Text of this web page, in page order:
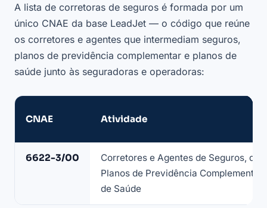
A lista de corretoras de seguros é formada por um
único CNAE da base LeadJet — o código que reúne
os corretores e agentes que intermediam seguros,
planos de previdência complementar e planos de
saúde junto às seguradoras e operadoras:
que
CNAE Atividade
6622-3/00
Corretores e Agentes de Seguros, de
Planos de Previdência Complementar
de Saúde